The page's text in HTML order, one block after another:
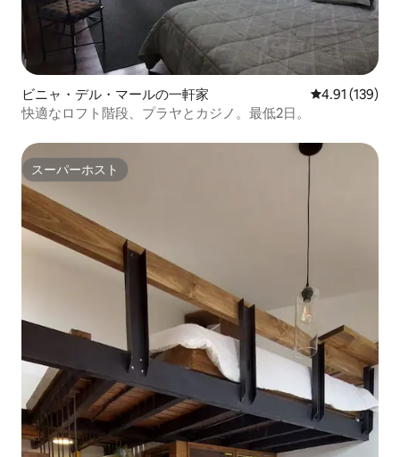
ビニャ・デル・マールの一軒家 レビュー139
4.91 (139)
快適なロフト階段、プラヤとカジノ。最低2日。
スーパーホスト
スーパーホスト